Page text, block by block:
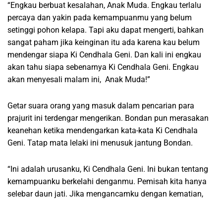
“Engkau berbuat kesalahan, Anak Muda. Engkau terlalu
percaya dan yakin pada kemampuanmu yang belum
setinggi pohon kelapa. Tapi aku dapat mengerti, bahkan
sangat paham jika keinginan itu ada karena kau belum
mendengar siapa Ki Cendhala Geni. Dan kali ini engkau
akan tahu siapa sebenarnya Ki Cendhala Geni. Engkau
akan menyesali malam ini, Anak Muda!”
Getar suara orang yang masuk dalam pencarian para
prajurit ini terdengar mengerikan. Bondan pun merasakan
keanehan ketika mendengarkan kata-kata Ki Cendhala
Geni. Tatap mata lelaki ini menusuk jantung Bondan.
“Ini adalah urusanku, Ki Cendhala Geni. Ini bukan tentang
kemampuanku berkelahi denganmu. Pemisah kita hanya
selebar daun jati. Jika mengancamku dengan kematian,